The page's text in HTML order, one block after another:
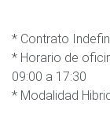
* Contrato
* Horario de
09:00 a 17:30
* Modalidad